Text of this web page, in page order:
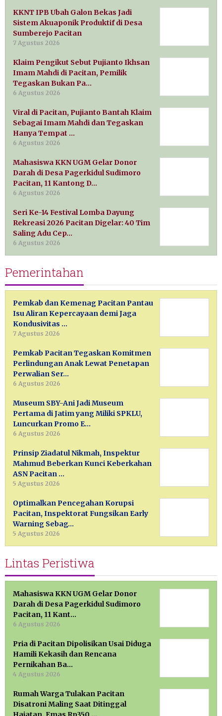
KKNT IPB Ubah Galon Bekas Jadi
Sistem Akuaponik Produktif di Desa
Sumberejo Pacitan
7 Agustus 2026
Klaim Pengikut Sebut Pujianto Ikhsan
Imam Mahdi di Pacitan, Pemilik
Tegaskan Bukan Pa…
6 Agustus 2026
Viral di Pacitan, Pujianto Bantah Klaim
Sebagai Imam Mahdi dan Tegaskan
Hanya Tempat …
6 Agustus 2026
Mahasiswa KKN UGM Gelar Donor
Darah di Desa Pagerkidul Sudimoro
Pacitan, 11 Kantong D…
6 Agustus 2026
Seri Ke-14 Festival Lomba Dayung
Rekreasi 2026 Pacitan Digelar: 40 Tim
Saling Adu Cep…
6 Agustus 2026
Pemerintahan
Pemkab dan Kemenag Pacitan Pantau
Isu Aliran Kepercayaan demi Jaga
Kondusivitas …
7 Agustus 2026
Pemkab Pacitan Tegaskan Komitmen
Perlindungan Anak Lewat Penetapan
Perwalian Ser…
6 Agustus 2026
Museum SBY-Ani Jadi Museum
Pertama di Jatim yang Miliki SPKLU,
Luncurkan Promo E…
6 Agustus 2026
Prinsip Ziadatul Nikmah, Inspektur
Mahmud Beberkan Kunci Keberkahan
ASN Pacitan …
5 Agustus 2026
Optimalkan Pencegahan Korupsi
Pacitan, Inspektorat Fungsikan Early
Warning Sebag…
5 Agustus 2026
Lintas Peristiwa
Mahasiswa KKN UGM Gelar Donor
Darah di Desa Pagerkidul Sudimoro
Pacitan, 11 Kant…
6 Agustus 2026
Pria di Pacitan Dipolisikan Usai Diduga
Hamili Kekasih dan Rencana
Pernikahan Ba…
4 Agustus 2026
Rumah Warga Tulakan Pacitan
Disatroni Maling Saat Ditinggal